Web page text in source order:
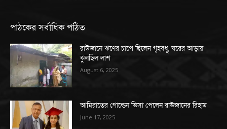
পাঠকের সর্বাধিক পঠিত
রাউজানে ঋণের চাপে ছিলেন গৃহবধূ, ঘরের আড়ায়
ঝুলছিল লাশ
August 6, 2025
আমিরাতের গোল্ডেন ভিসা পেলেন রাউজানের রিহাম
June 17, 2025